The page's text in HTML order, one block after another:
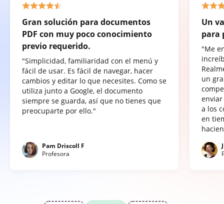
Gran solución para documentos
PDF con muy poco conocimiento
previo requerido.
"Simplicidad, familiaridad con el menú y
fácil de usar. Es fácil de navegar, hacer
cambios y editar lo que necesites. Como se
utiliza junto a Google, el documento
siempre se guarda, así que no tienes que
preocuparte por ello."
Pam Driscoll F
Profesora
Un
para
"Me
un
a los
en